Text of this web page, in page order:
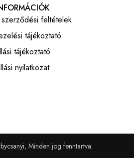
feltételek
tájékoztató
tájékoztató
nyilatkozat
Minden jog fenntartva.